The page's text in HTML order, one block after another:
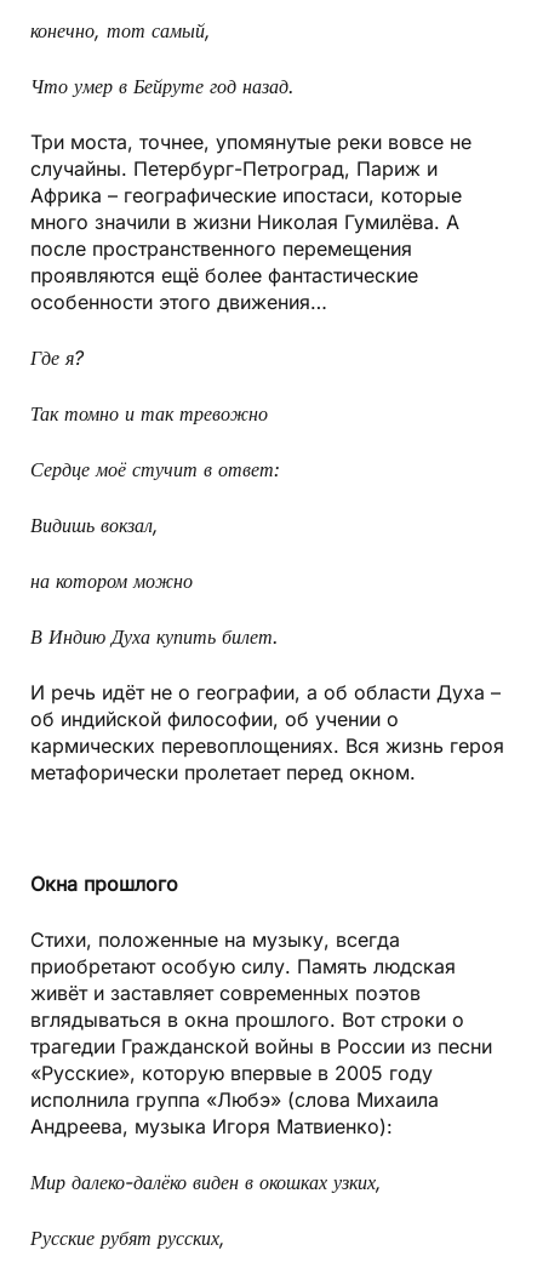
конечно, тот самый,
Что умер в Бейруте год назад.
Три моста, точнее, упомянутые реки вовсе не
случайны. Петербург-Петроград, Париж и
Африка – географические ипостаси, которые
много значили в жизни Николая Гумилёва. А
после пространственного перемещения
проявляются ещё более фантастические
особенности этого движения…
Где я?
Так томно и так тревожно
Сердце моё стучит в ответ:
Видишь вокзал,
на котором можно
В Индию Духа купить билет.
И речь идёт не о географии, а об области Духа –
об индийской философии, об учении о
кармических перевоплощениях. Вся жизнь героя
метафорически пролетает перед окном.
Окна прошлого
Стихи, положенные на музыку, всегда
приобретают особую силу. Память людская
живёт и заставляет современных поэтов
вглядываться в окна прошлого. Вот строки о
трагедии Гражданской войны в России из песни
«Русские», которую впервые в 2005 году
исполнила группа «Любэ» (слова Михаила
Андреева, музыка Игоря Матвиенко):
Мир далеко-далёко виден в окошках узких,
Русские рубят русских,